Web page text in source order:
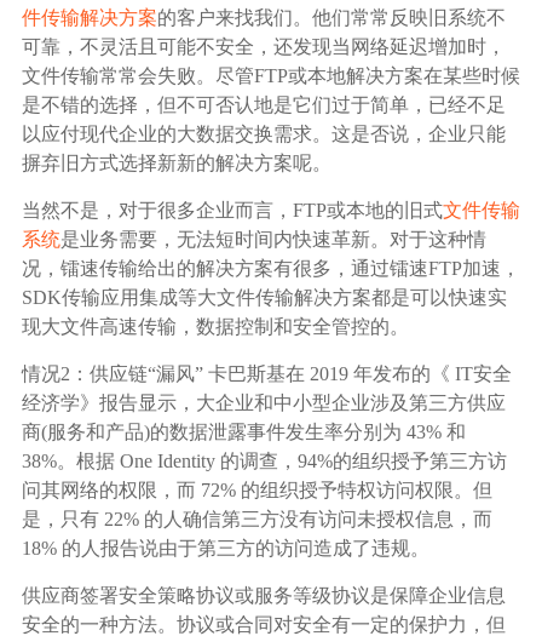
IT互联网行业
影视制作业
件传输解决方案的客户来找我们。他们常常反映旧系统不
可靠，不灵活且可能不安全，还发现当网络延迟增加时，
文件传输常常会失败。尽管FTP或本地解决方案在某些时候
是不错的选择，但不可否认地是它们过于简单，已经不足
以应付现代企业的大数据交换需求。这是否说，企业只能
摒弃旧方式选择新新的解决方案呢。
当然不是，对于很多企业而言，FTP或本地的旧式文件传输
系统是业务需要，无法短时间内快速革新。对于这种情
况，镭速传输给出的解决方案有很多，通过镭速FTP加速，
SDK传输应用集成等大文件传输解决方案都是可以快速实
现大文件高速传输，数据控制和安全管控的。
情况2：供应链“漏风” 卡巴斯基在 2019 年发布的《 IT安全
经济学》报告显示，大企业和中小型企业涉及第三方供应
商(服务和产品)的数据泄露事件发生率分别为 43% 和
38%。根据 One Identity 的调查，94%的组织授予第三方访
问其网络的权限，而 72% 的组织授予特权访问权限。但
是，只有 22% 的人确信第三方没有访问未授权信息，而
18% 的人报告说由于第三方的访问造成了违规。
供应商签署安全策略协议或服务等级协议是保障企业信息
安全的一种方法。协议或合同对安全有一定的保护力，但